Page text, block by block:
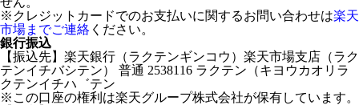
※クレジットカードでのお支払いに関するお問い合わせは楽天
市場までご連絡 ください。
銀行振込
【振込先】楽天銀行（ラクテンギンコウ）楽天市場支店（ラク
テンイチバシテン） 普通 2538116 ラクテン（キヨウカオリラ
クテンイチハ゛テン
※この口座の権利は楽天グループ株式会社が保有しています。